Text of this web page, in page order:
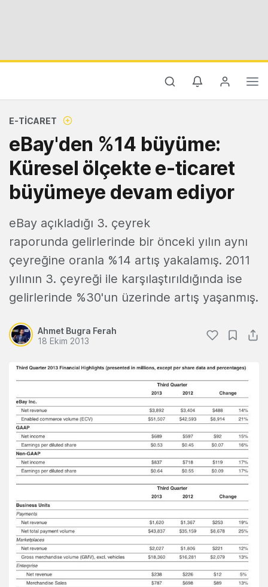
E-TICARET
eBay'den %14 büyüme:
Küresel ölçekte e-ticaret
büyümeye devam ediyor
eBay açıkladığı 3. çeyrek
raporunda gelirlerinde bir önceki yılın aynı
çeyreğine oranla %14 artış yakalamış. 2011
yılının 3. çeyreği ile karşılaştırıldığında ise
gelirlerinde %30'un üzerinde artış yaşanmış.
Ahmet Bugra Ferah
18 Ekim 2013